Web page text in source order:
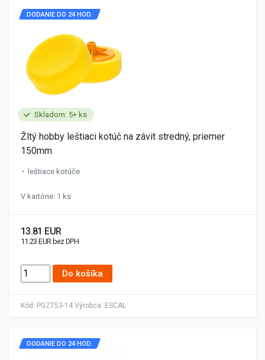
Skladom: 5+ ks
Kód: PGZ753-14 Výrobca: ESCAL
DODANIE DO 24 HOD.
Žltý hobby leštiaci kotúč na závit stredný, priemer
150mm
leštiace kotúče
V kartóne: 1 ks
13.81 EUR
11.23 EUR bez DPH
Do košíka
DODANIE DO 24 HOD.